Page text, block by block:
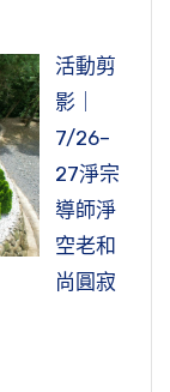
豪尼』，富
強人。所
都是女強
，都是女強
表面很柔
個是表面強
女居士講，
都是女強
統把牠丟
的心。陵
的利益。
斤的沉香，
布，十段的
給他。後來
衛護三
，特別是
部分講
那個時候，
他的戒律清
淨宗二祖善
女人，大家
崇敬的，
沒有直視
得孫義這個
反省、去
意改過，
，大家看
酒，兼復
赤丁坦之
活動剪
影｜
7/26–
27淨宗
導師淨
空老和
尚圓寂